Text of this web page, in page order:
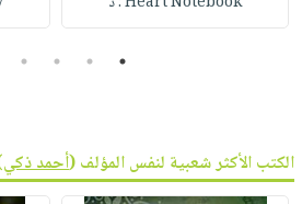
1
2
3
4
الكتب الأكثر شعبية لنفس المؤلف (أحمد ذكي